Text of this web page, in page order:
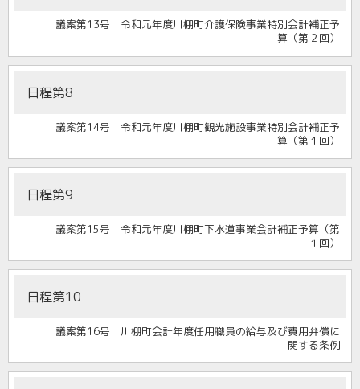
議案第13号 令和元年度川棚町介護保険事業特別会計補正予
算（第２回）
日程第8
議案第14号 令和元年度川棚町観光施設事業特別会計補正予
算（第１回）
日程第9
議案第15号 令和元年度川棚町下水道事業会計補正予算（第
１回）
日程第10
議案第16号 川棚町会計年度任用職員の給与及び費用弁償に
関する条例